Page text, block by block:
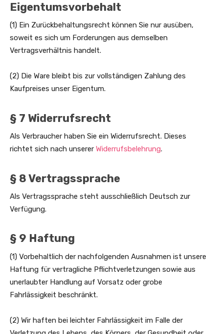
Eigentumsvorbehalt
(1) Ein Zurückbehaltungsrecht können Sie nur ausüben,
soweit es sich um Forderungen aus demselben
Vertragsverhältnis handelt.
(2) Die Ware bleibt bis zur vollständigen Zahlung des
Kaufpreises unser Eigentum.
§ 7 Widerrufsrecht
Als Verbraucher haben Sie ein Widerrufsrecht. Dieses
richtet sich nach unserer Widerrufsbelehrung.
§ 8 Vertragssprache
Als Vertragssprache steht ausschließlich Deutsch zur
Verfügung.
§ 9 Haftung
(1) Vorbehaltlich der nachfolgenden Ausnahmen ist unsere
Haftung für vertragliche Pflichtverletzungen sowie aus
unerlaubter Handlung auf Vorsatz oder grobe
Fahrlässigkeit beschränkt.
(2) Wir haften bei leichter Fahrlässigkeit im Falle der